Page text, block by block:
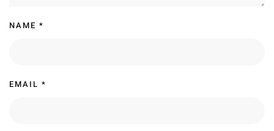
NAME *
EMAIL *